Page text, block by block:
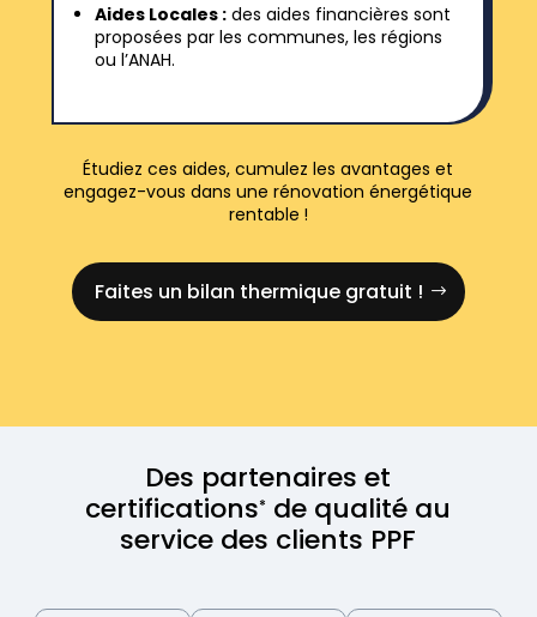
Aides Locales : des aides financières sont
proposées par les communes, les régions
ou l’ANAH.
Étudiez ces aides, cumulez les avantages et
engagez-vous dans une rénovation énergétique
rentable !
Faites un bilan thermique gratuit !
Des partenaires et
certifications* de qualité au
service des clients PPF